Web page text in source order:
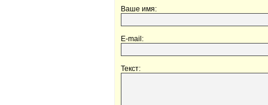
Ваше имя:
E-mail:
Текст: